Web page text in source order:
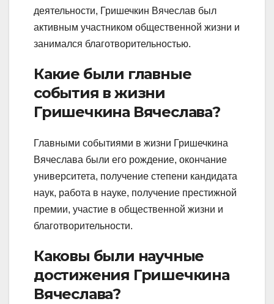
деятельности, Гришечкин Вячеслав был
активным участником общественной жизни и
занимался благотворительностью.
Какие были главные
события в жизни
Гришечкина Вячеслава?
Главными событиями в жизни Гришечкина
Вячеслава были его рождение, окончание
университета, получение степени кандидата
наук, работа в науке, получение престижной
премии, участие в общественной жизни и
благотворительности.
Каковы были научные
достижения Гришечкина
Вячеслава?